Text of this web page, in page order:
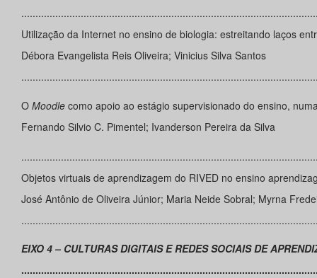
Utilização da Internet no ensino de biologia: estreitando laços
Débora Evangelista Reis Oliveira; Vinicius Silva Santos
O Moodle como apoio ao estágio supervisionado do ensino,
Fernando Silvio C. Pimentel; Ivanderson Pereira da Silva
Objetos virtuais de aprendizagem do RIVED no ensino
José Antônio de Oliveira Júnior; Maria Neide Sobral; Myrna
EIXO 4 – CULTURAS DIGITAIS E REDES SOCIAIS DE